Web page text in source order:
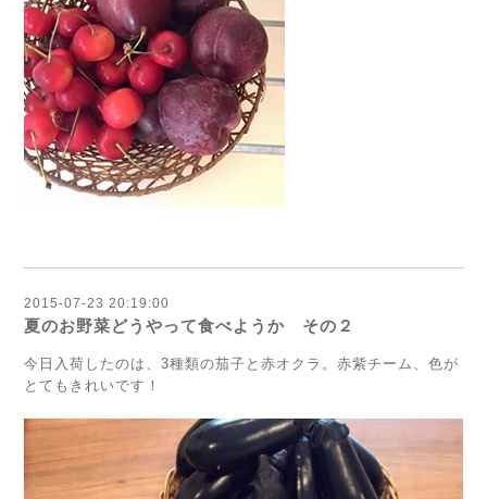
2015-07-23 20:19:00
夏のお野菜どうやって食べようか その２
今日入荷したのは、3種類の茄子と赤オクラ。赤紫チーム、色が
とてもきれいです！